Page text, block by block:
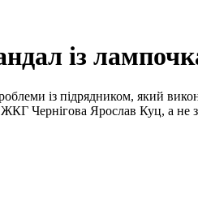
із
із підрядником, який
Чернігова Ярослав Куц, а не